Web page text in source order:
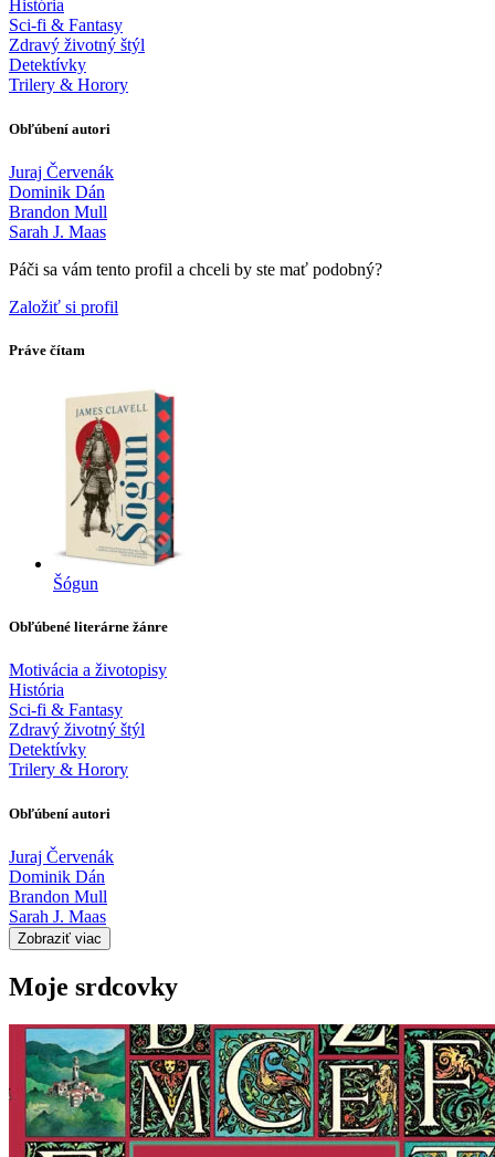
História
Sci-fi & Fantasy
Zdravý životný štýl
Detektívky
Trilery & Horory
Obľúbení autori
Juraj Červenák
Dominik Dán
Brandon Mull
Sarah J. Maas
Páči sa vám tento profil a chceli by ste mať podobný?
Založiť si profil
Práve čítam
Šógun
Obľúbené literárne žánre
Motivácia a životopisy
História
Sci-fi & Fantasy
Zdravý životný štýl
Detektívky
Trilery & Horory
Obľúbení autori
Juraj Červenák
Dominik Dán
Brandon Mull
Sarah J. Maas
Zobraziť viac
Moje srdcovky